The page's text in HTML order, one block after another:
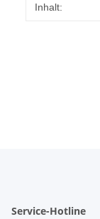
Inhalt:
Service-Hotline